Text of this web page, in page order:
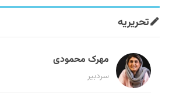
تحریریه
مهرک محمودی
سردبیر